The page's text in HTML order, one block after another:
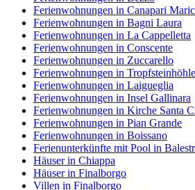
Ferienwohnungen in Canapari
Ferienwohnungen in Bagni Laura
Ferienwohnungen in La Cappelletta
Ferienwohnungen in Conscente
Ferienwohnungen in Zuccarello
Ferienwohnungen in
Ferienwohnungen in Laigueglia
Ferienwohnungen in Insel Gallinara
Ferienwohnungen in Kirche Santa
Ferienwohnungen in Pian Grande
Ferienwohnungen in Boissano
Ferienunterkünfte mit Pool in
Häuser in Chiappa
Häuser in Finalborgo
Villen in Finalborgo